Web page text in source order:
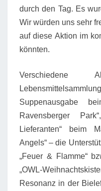
durch den Tag. Es
Wir würden uns sehr
auf diese Aktion im
könnten.
Suppenausgabe
Ravensberger
Lieferanten“ beim
Angels“ – die
„Feuer & Flamme“
„OWL-
Resonanz in der